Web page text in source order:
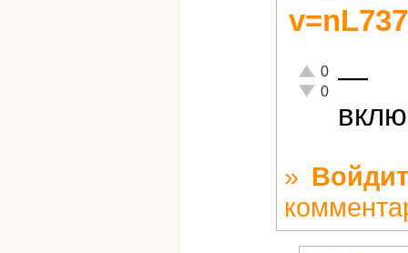
Отлично!
0
Неадекватно!
0 —
»